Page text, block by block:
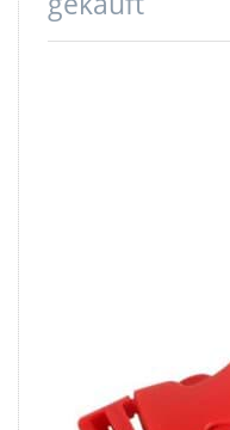
Farbe: rot, für
20mm